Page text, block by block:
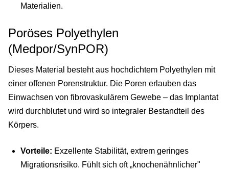
Materialien.
Poröses Polyethylen
(Medpor/SynPOR)
Dieses Material besteht aus hochdichtem Polyethylen mit
einer offenen Porenstruktur. Die Poren erlauben das
Einwachsen von fibrovaskulärem Gewebe – das Implantat
wird durchblutet und wird so integraler Bestandteil des
Körpers.
Vorteile: Exzellente Stabilität, extrem geringes
Migrationsrisiko. Fühlt sich oft „knochenähnlicher"